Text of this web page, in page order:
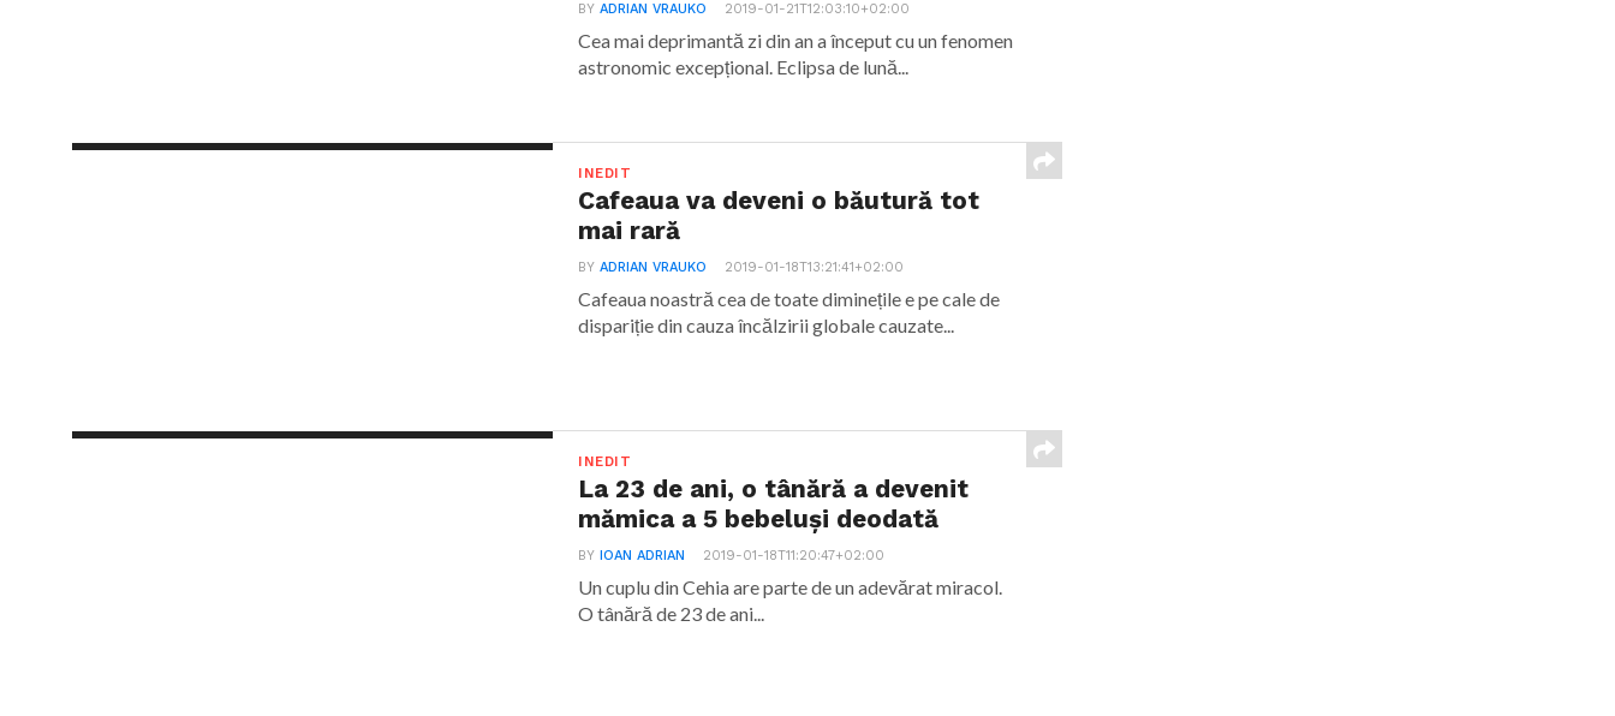
BYADRIAN VRAUKO 2019-01-21T12:03:10+02:00
Cea mai deprimantă zi din an a început cu un fenomen
astronomic excepțional. Eclipsa de lună...
INEDIT
Cafeaua va deveni o băutură tot
mai rară
BYADRIAN VRAUKO 2019-01-18T13:21:41+02:00
Cafeaua noastră cea de toate diminețile e pe cale de
dispariție din cauza încălzirii globale cauzate...
INEDIT
La 23 de ani, o tânără a devenit
mămica a 5 bebeluși deodată
BYIOAN ADRIAN 2019-01-18T11:20:47+02:00
Un cuplu din Cehia are parte de un adevărat miracol.
O tânără de 23 de ani...